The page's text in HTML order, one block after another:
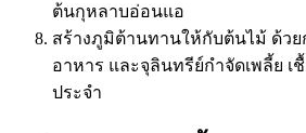
ต้นกุหลาบอ่อนแอ
สร้างภูมิต้านทานให้กับต้นไม้ ด้ว
อาหาร และจุลินทรีย์กำจัดเพลี้ย เ
ประจำ